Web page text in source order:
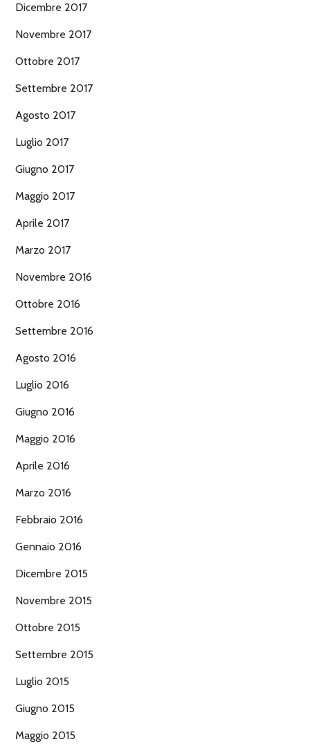
Dicembre 2017
Novembre 2017
Ottobre 2017
Settembre 2017
Agosto 2017
Luglio 2017
Giugno 2017
Maggio 2017
Aprile 2017
Marzo 2017
Novembre 2016
Ottobre 2016
Settembre 2016
Agosto 2016
Luglio 2016
Giugno 2016
Maggio 2016
Aprile 2016
Marzo 2016
Febbraio 2016
Gennaio 2016
Dicembre 2015
Novembre 2015
Ottobre 2015
Settembre 2015
Luglio 2015
Giugno 2015
Maggio 2015